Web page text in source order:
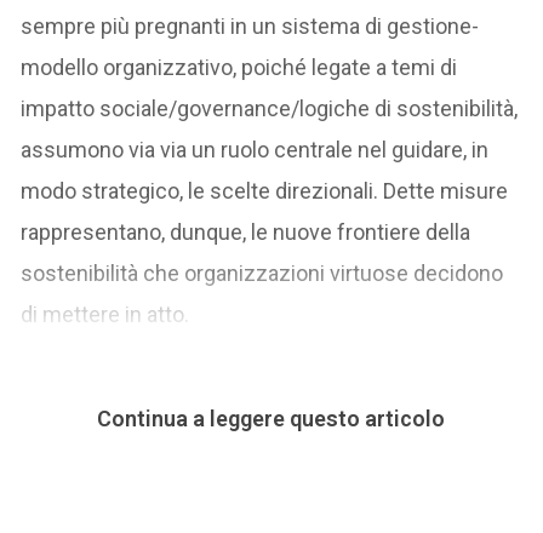
sempre più pregnanti in un sistema di gestione-
modello organizzativo, poiché legate a temi di
impatto sociale/governance/logiche di sostenibilità,
assumono via via un ruolo centrale nel guidare, in
modo strategico, le scelte direzionali. Dette misure
rappresentano, dunque, le nuove frontiere della
sostenibilità che organizzazioni virtuose decidono
di mettere in atto.
Continua a leggere questo articolo